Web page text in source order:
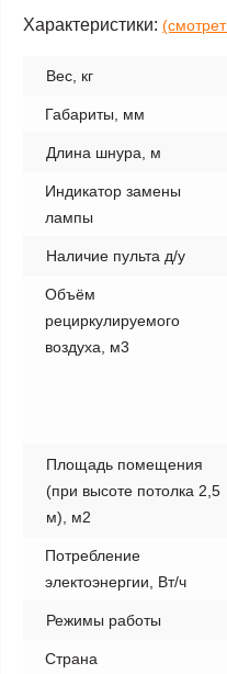
Характеристики:
Вес, кг
Габариты, мм
Длина шнура, м
Индикатор замены
лампы
Наличие пульта д/у
Объём
рециркулируемого
воздуха, м3
Площадь помещения
(при высоте потолка 2,5
м), м2
Потребление
электоэнергии, Вт/ч
Режимы работы
Страна